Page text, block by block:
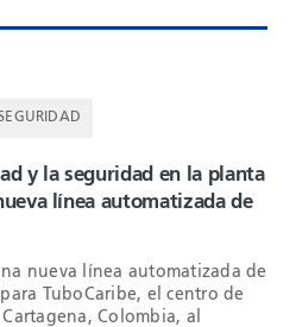
y la seguridad en la planta
línea automatizada de
nueva línea automatizada de
TuboCaribe, el centro de
Colombia, al